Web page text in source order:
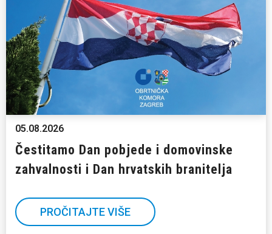
05.08.2026
Čestitamo Dan pobjede i domovinske
zahvalnosti i Dan hrvatskih branitelja
PROČITAJTE VIŠE